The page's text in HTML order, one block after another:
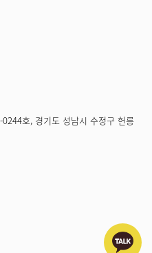
호, 경기도 성남시 수정구 헌릉